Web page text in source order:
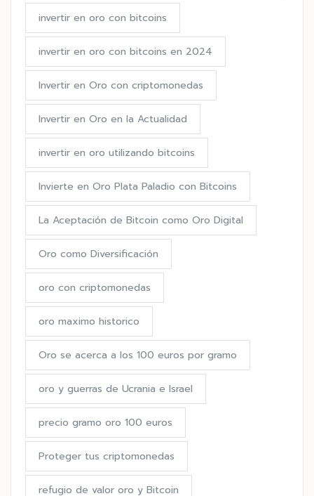
invertir en oro con bitcoins
invertir en oro con bitcoins en 2024
Invertir en Oro con criptomonedas
Invertir en Oro en la Actualidad
invertir en oro utilizando bitcoins
Invierte en Oro Plata Paladio con Bitcoins
La Aceptación de Bitcoin como Oro Digital
Oro como Diversificación
oro con criptomonedas
oro maximo historico
Oro se acerca a los 100 euros por gramo
oro y guerras de Ucrania e Israel
precio gramo oro 100 euros
Proteger tus criptomonedas
refugio de valor oro y Bitcoin